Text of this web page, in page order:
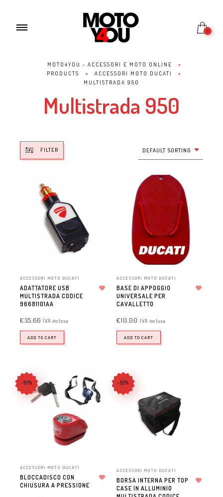
0
MOTO4YOU - ACCESSORI E MOTO ONLINE
>
PRODUCTS
> ACCESSORI MOTO DUCATI
>
MULTISTRADA 950
Multistrada 950
FILTER DEFAULT SORTING
ACCESSORI MOTO DUCATI
ADATTATORE USB
MULTISTRADA CODICE
96681101AA
€35,66 IVA inclusa
ADD TO CART
ACCESSORI MOTO DUCATI
BASE DI APPOGGIO
UNIVERSALE PER
CAVALLETTO
€10,00 IVA inclusa
ADD TO CART
-15%
ACCESSORI MOTO DUCATI
BLOCCADISCO CON
CHIUSURA A PRESSIONE
-15%
ACCESSORI MOTO DUCATI
BORSA INTERNA PER TOP
CASE IN ALLUMINIO